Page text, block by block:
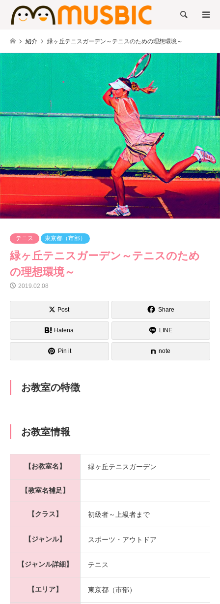
検索
紹介 緑ヶ丘テニスガーデン～テニスのための理想環境～
テニス 東京都（市部）
緑ヶ丘テニスガーデン～テニスのため
の理想環境～
2019.02.08
Post Share
Hatena LINE
Pin it note
お教室の特徴
お教室情報
【お教室名】 緑ヶ丘テニスガーデン
【教室名補足】
【クラス】 初級者～上級者まで
【ジャンル】 スポーツ・アウトドア
【ジャンル詳細】 テニス
【エリア】 東京都（市部）